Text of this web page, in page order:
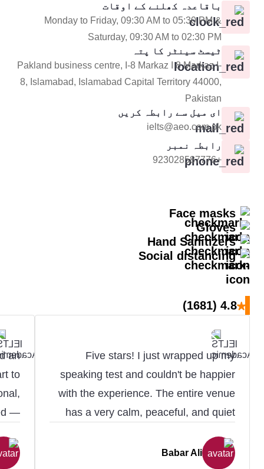
باقاعدہ کھلنے کے اوقات
Monday to Friday, 09:30 AM to 05:30 PM &
Saturday, 09:30 AM to 02:30 PM
ٹیسٹ سینٹر کا پتہ
Pakland business centre, I-8 Markaz I 8 Markaz I-
8, Islamabad, Islamabad Capital Territory 44000,
Pakistan
ای میل سے رابطہ کریں
ielts@aeo.com.pk
رابطہ نمبر
+923028587776
Face masks
Gloves
Hand Sanitizers
Social distancing
★
4.8
(1681)
​Five stars! I just wrapped up my
speaking test and couldn't be happier
with the experience. The entire venue
has a very calm, peaceful, and quiet
at ease. The staff is professional and
Babar Ali
an
to
—